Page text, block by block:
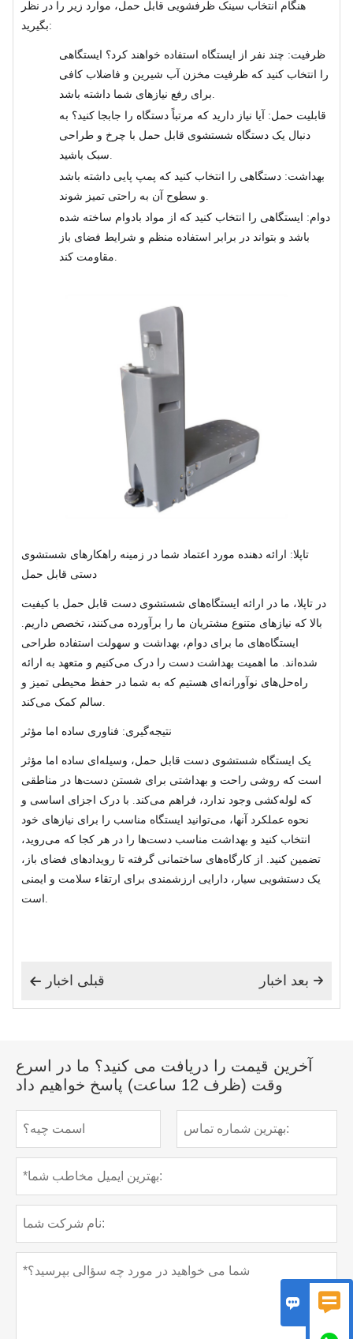
هنگام انتخاب سینک ظرفشویی قابل حمل، موارد زیر را در نظر
بگیرید:
ظرفیت: چند نفر از ایستگاه استفاده خواهند کرد؟ ایستگاهی
را انتخاب کنید که ظرفیت مخزن آب شیرین و فاضلاب کافی
برای رفع نیازهای شما داشته باشد.
قابلیت حمل: آیا نیاز دارید که مرتباً دستگاه را جابجا کنید؟ به
دنبال یک دستگاه شستشوی قابل حمل با چرخ و طراحی
سبک باشید.
بهداشت: دستگاهی را انتخاب کنید که پمپ پایی داشته باشد
و سطوح آن به راحتی تمیز شوند.
دوام: ایستگاهی را انتخاب کنید که از مواد بادوام ساخته شده
باشد و بتواند در برابر استفاده منظم و شرایط فضای باز
مقاومت کند.
تاپلا: ارائه دهنده مورد اعتماد شما در زمینه راهکارهای شستشوی
دستی قابل حمل
در تاپلا، ما در ارائه ایستگاه‌های شستشوی دست قابل حمل با کیفیت
بالا که نیازهای متنوع مشتریان ما را برآورده می‌کنند، تخصص داریم.
ایستگاه‌های ما برای دوام، بهداشت و سهولت استفاده طراحی
شده‌اند. ما اهمیت بهداشت دست را درک می‌کنیم و متعهد به ارائه
راه‌حل‌های نوآورانه‌ای هستیم که به شما در حفظ محیطی تمیز و
نتیجه‌گیری: فناوری ساده اما مؤثر
یک ایستگاه شستشوی دست قابل حمل، وسیله‌ای ساده اما مؤثر
است که روشی راحت و بهداشتی برای شستن دست‌ها در مناطقی
که لوله‌کشی وجود ندارد، فراهم می‌کند. با درک اجزای اساسی و
نحوه عملکرد آنها، می‌توانید ایستگاه مناسب را برای نیازهای خود
انتخاب کنید و بهداشت مناسب دست‌ها را در هر کجا که می‌روید،
تضمین کنید. از کارگاه‌های ساختمانی گرفته تا رویدادهای فضای باز،
یک دستشویی سیار، دارایی ارزشمندی برای ارتقاء سلامت و ایمنی
 قبلی اخبار  بعد اخبار
آخرین قیمت را دریافت می کنید؟ ما در اسرع
وقت (ظرف 12 ساعت) پاسخ خواهیم داد
 